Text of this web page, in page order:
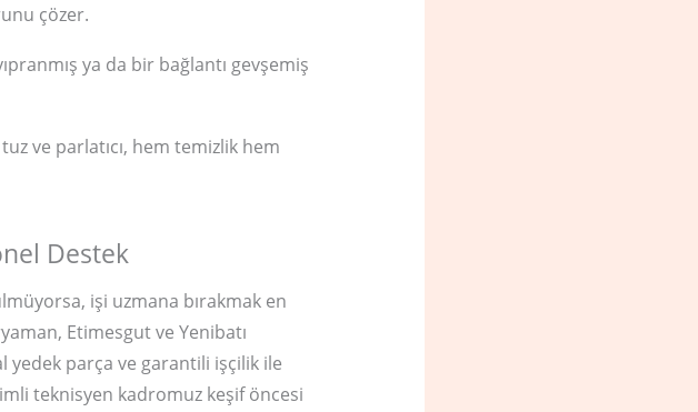
çözer.
ya da bir bağlantı gevşemiş
ve parlatıcı, hem temizlik hem
Destek
işi uzmana bırakmak en
Etimesgut ve Yenibatı
parça ve garantili işçilik ile
teknisyen kadromuz keşif öncesi